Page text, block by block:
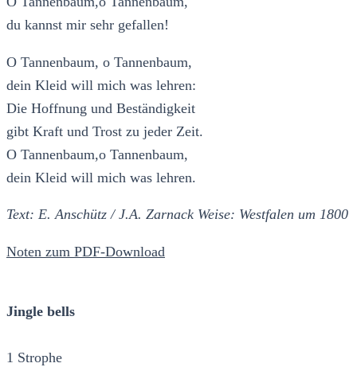
du kannst mir sehr gefallen!
O Tannenbaum, o Tannenbaum,
dein Kleid will mich was lehren:
Die Hoffnung und Beständigkeit
gibt Kraft und Trost zu jeder Zeit.
O Tannenbaum,o Tannenbaum,
dein Kleid will mich was lehren.
Text: E. Anschütz / J.A. Zarnack Weise: Westfalen um 1800
Noten zum PDF-Download
Jingle bells
1 Strophe